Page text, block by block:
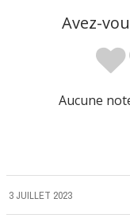
Avez-
Aucune
3 JUILLET 2023